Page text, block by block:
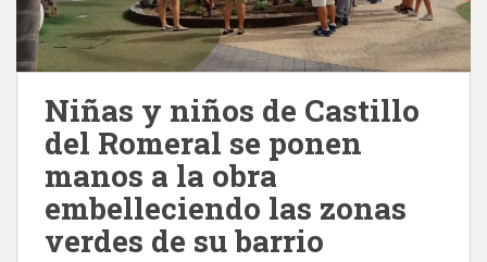
Niñas y niños de Castillo
del Romeral se ponen
manos a la obra
embelleciendo las zonas
verdes de su barrio